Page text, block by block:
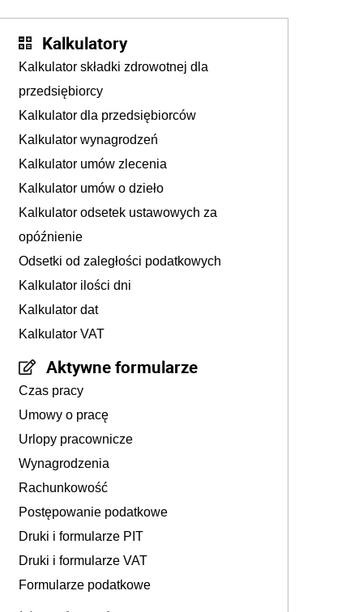
Polsce
Kalkulatory
Kalkulator składki zdrowotnej dla
przedsiębiorcy
Kalkulator dla przedsiębiorców
Kalkulator wynagrodzeń
Kalkulator umów zlecenia
Kalkulator umów o dzieło
Kalkulator odsetek ustawowych za
opóźnienie
Odsetki od zaległości podatkowych
Kalkulator ilości dni
Kalkulator dat
Kalkulator VAT
Aktywne formularze
Czas pracy
Umowy o pracę
Urlopy pracownicze
Wynagrodzenia
Rachunkowość
Postępowanie podatkowe
Druki i formularze PIT
Druki i formularze VAT
Formularze podatkowe